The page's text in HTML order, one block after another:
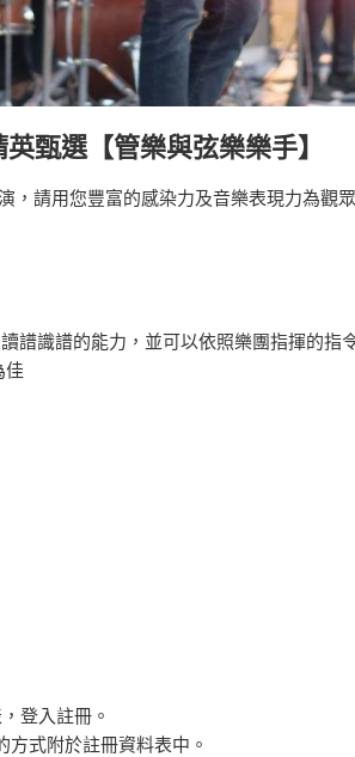
甄選【管樂與弦樂樂手】
，請用您豐富的感染力及音樂表現力為觀
譜識譜的能力，並可以依照樂團指揮的指
佳
登入註冊。
式附於註冊資料表中。